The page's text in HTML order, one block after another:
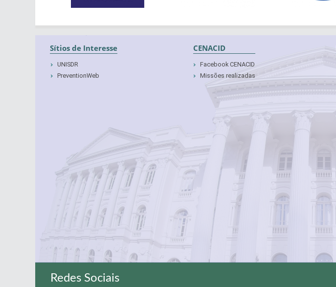
Sítios de Interesse
UNISDR
PreventionWeb
CENACID
Facebook CENACID
Missões realizadas
Redes Sociais